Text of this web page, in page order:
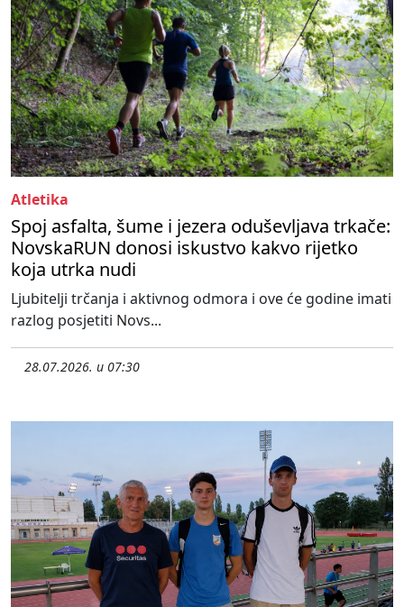
Atletika
Spoj asfalta, šume i jezera oduševljava trkače:
NovskaRUN donosi iskustvo kakvo rijetko
koja utrka nudi
Ljubitelji trčanja i aktivnog odmora i ove će godine imati
razlog posjetiti Novs...
28.07.2026. u 07:30